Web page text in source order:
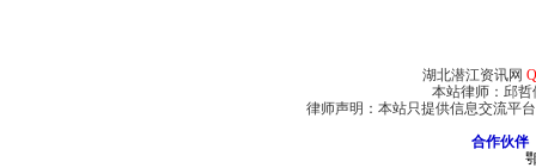
湖北潜江资讯网
本站律师：邱
律师声明：本站只提供信息交流平
合作伙伴